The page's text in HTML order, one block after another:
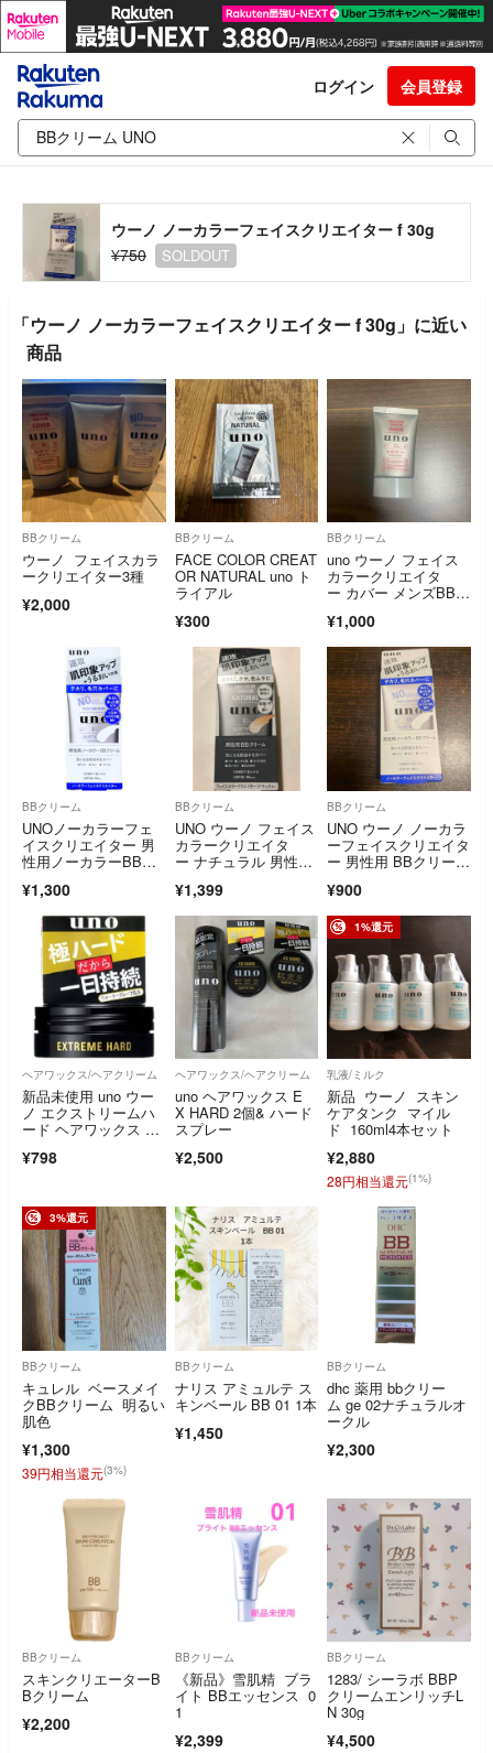
ログイン 会員登録
ウーノ ノーカラーフェイスクリエイター f 30g
¥750
SOLDOUT
「ウーノ ノーカラーフェイスクリエイター f 30g」に近い
商品
BBクリーム
ウーノ フェイスカラ
ークリエイター3種
¥2,000
BBクリーム
FACE COLOR CREAT
OR NATURAL uno ト
ライアル
¥300
BBクリーム
uno ウーノ フェイス
カラークリエイタ
ー カバー メンズBBク
¥1,000
BBクリーム
UNOノーカラーフェ
イスクリエイター 男
性用ノーカラーBBク
¥1,300
BBクリーム
UNO ウーノ フェイス
カラークリエイタ
ー ナチュラル 男性用
¥1,399
BBクリーム
UNO ウーノ ノーカラ
ーフェイスクリエイタ
ー 男性用 BBクリーム
¥900
ヘアワックス/ヘアクリーム
新品未使用 uno ウー
ノ エクストリームハ
ード ヘアワックス 15
¥798
ヘアワックス/ヘアクリーム
uno ヘアワックス E
X HARD 2個& ハード
スプレー
¥2,500
1%還元
乳液/ミルク
新品 ウーノ スキン
ケアタンク マイル
ド 160ml4本セット
¥2,880
28円相当還元(1%)
3%還元
BBクリーム
キュレル ベースメイ
クBBクリーム 明るい
肌色
¥1,300
39円相当還元(3%)
BBクリーム
ナリス アミュルテ ス
キンベール BB 01 1本
¥1,450
BBクリーム
dhc 薬用 bbクリー
ム ge 02ナチュラルオ
ークル
¥2,300
BBクリーム
スキンクリエーターB
Bクリーム
¥2,200
BBクリーム
《新品》雪肌精 ブラ
イト BBエッセンス 0
1
¥2,399
BBクリーム
1283/ シーラボ BBP
クリームエンリッチL
N 30g
¥4,500